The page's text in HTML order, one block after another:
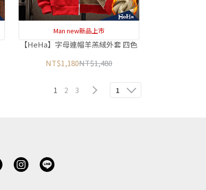
Man new新品上市
【HeHa】字母連帽羊羔絨外套 四色
NT$1,180NT$1,480
1 2 3 1